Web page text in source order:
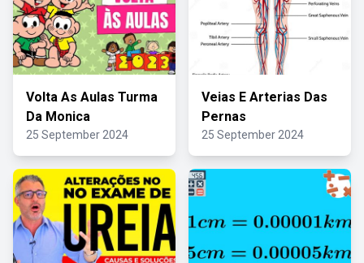
Volta As Aulas Turma
Da Monica
25 September 2024
Veias E Arterias Das
Pernas
25 September 2024